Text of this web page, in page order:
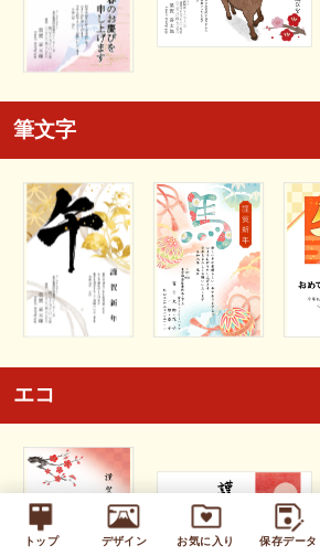
トップ デザイン お気に入り 保存データ
筆文字
エコ